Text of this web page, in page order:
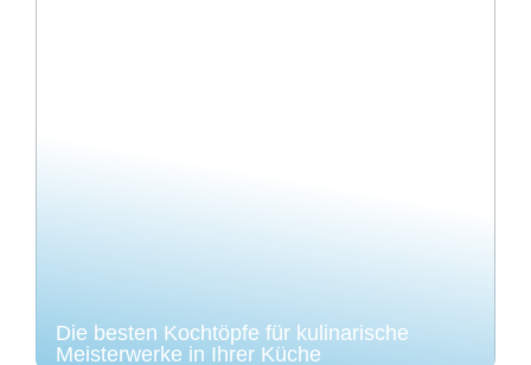
Die besten Kochtöpfe für kulinarische
Meisterwerke in Ihrer Küche